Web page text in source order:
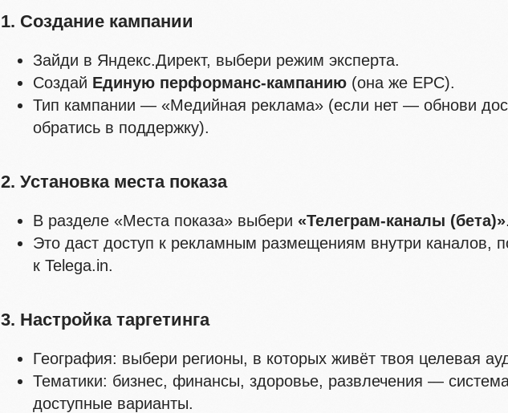
1. Создание кампании
Зайди в Яндекс.Директ, выбери режим эксперта.
Создай Единую перформанс-кампанию (она же EPC).
Тип кампании — «Медийная реклама» (если нет — обнови
обратись в поддержку).
2. Установка места показа
В разделе «Места показа» выбери «Телеграм-каналы (бета)».
Это даст доступ к рекламным размещениям внутри каналов,
к Telega.in.
3. Настройка таргетинга
География: выбери регионы, в которых живёт твоя целевая
Тематики: бизнес, финансы, здоровье, развлечения —
доступные варианты.